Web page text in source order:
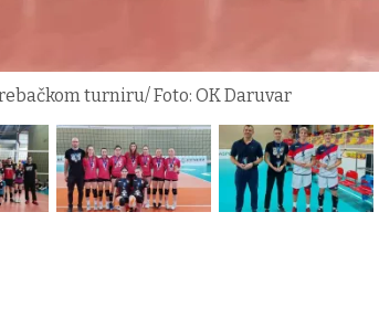
turniru/ Foto: OK Daruvar